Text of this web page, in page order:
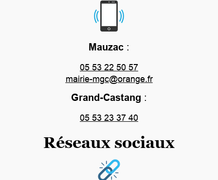
Mauzac :
05 53 22 50 57
mairie-mgc@orange.fr
Grand-Castang :
05 53 23 37 40
Réseaux sociaux